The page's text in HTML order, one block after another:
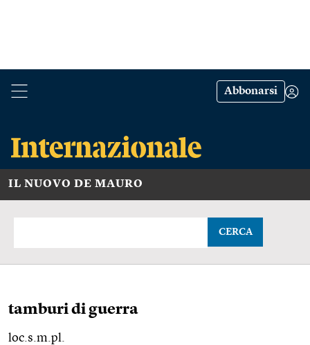
Abbonarsi
IL NUOVO DE MAURO
CERCA
tamburi di guerra
loc.s.m.pl.